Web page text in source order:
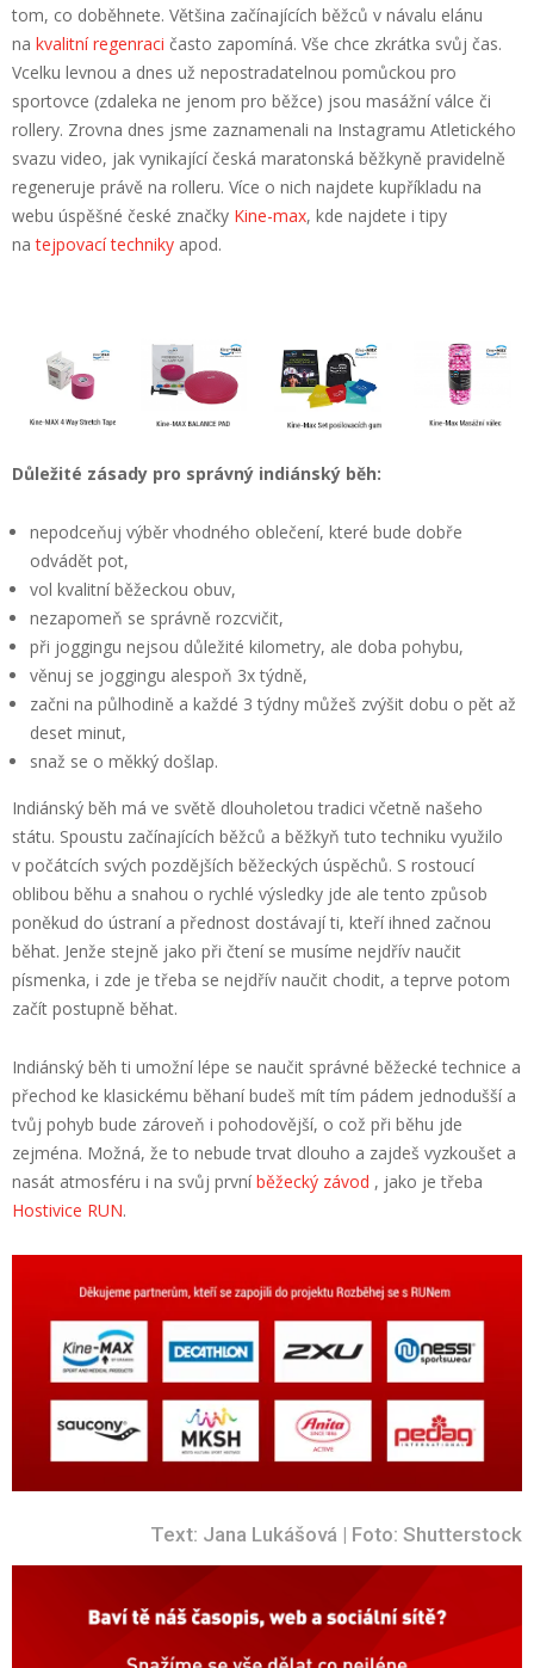
tom, co doběhnete. Většina začínajících běžců v návalu elánu
na kvalitní regenraci často zapomíná. Vše chce zkrátka svůj čas.
Vcelku levnou a dnes už nepostradatelnou pomůckou pro
sportovce (zdaleka ne jenom pro běžce) jsou masážní válce či
rollery. Zrovna dnes jsme zaznamenali na Instagramu Atletického
svazu video, jak vynikající česká maratonská běžkyně pravidelně
regeneruje právě na rolleru. Více o nich najdete kupříkladu na
webu úspěšné české značky Kine-max, kde najdete i tipy
natejpovací techniky apod.
Důležité zásady pro správný indiánský běh:
nepodceňuj výběr vhodného oblečení, které bude dobře
odvádět pot,
vol kvalitní běžeckou obuv,
nezapomeň se správně rozcvičit,
při joggingu nejsou důležité kilometry, ale doba pohybu,
věnuj se joggingu alespoň 3x týdně,
začni na půlhodině a každé 3 týdny můžeš zvýšit dobu o pět až
deset minut,
snaž se o měkký došlap.
Indiánský běh má ve světě dlouholetou tradici včetně našeho
státu. Spoustu začínajících běžců a běžkyň tuto techniku využilo
v počátcích svých pozdějších běžeckých úspěchů. S rostoucí
oblibou běhu a snahou o rychlé výsledky jde ale tento způsob
poněkud do ústraní a přednost dostávají ti, kteří ihned začnou
běhat. Jenže stejně jako při čtení se musíme nejdřív naučit
písmenka, i zde je třeba se nejdřív naučit chodit, a teprve potom
začít postupně běhat.
Indiánský běh ti umožní lépe se naučit správné běžecké technice a
přechod ke klasickému běhaní budeš mít tím pádem jednodušší a
tvůj pohyb bude zároveň i pohodovější, o což při běhu jde
zejména. Možná, že to nebude trvat dlouho a zajdeš vyzkoušet a
nasát atmosféru i na svůj prvníběžecký závod , jako je třeba
Hostivice RUN.
Text: Jana Lukášová | Foto: Shutterstock